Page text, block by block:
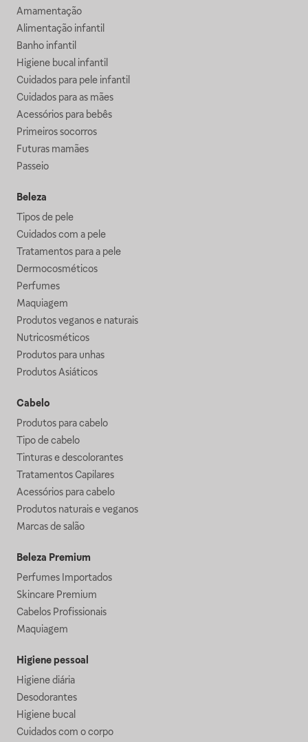
Amamentação
Alimentação infantil
Banho infantil
Higiene bucal infantil
Cuidados para pele infantil
Cuidados para as mães
Acessórios para bebês
Primeiros socorros
Futuras mamães
Passeio
Beleza
Tipos de pele
Cuidados com a pele
Tratamentos para a pele
Dermocosméticos
Perfumes
Maquiagem
Produtos veganos e naturais
Nutricosméticos
Produtos para unhas
Produtos Asiáticos
Cabelo
Produtos para cabelo
Tipo de cabelo
Tinturas e descolorantes
Tratamentos Capilares
Acessórios para cabelo
Produtos naturais e veganos
Marcas de salão
Beleza Premium
Perfumes Importados
Skincare Premium
Cabelos Profissionais
Maquiagem
Higiene pessoal
Higiene diária
Desodorantes
Higiene bucal
Cuidados com o corpo